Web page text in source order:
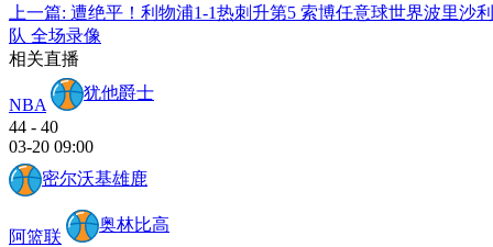
上一篇: 遭绝平！利物浦1-1热刺升第5 索博任意球世界波里沙
队 全场录像
相关直播
NBA
犹他爵士
44 - 40
03-20 09:00
密尔沃基雄鹿
阿篮联
奥林比高